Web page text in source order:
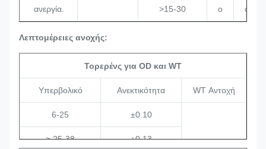
ανεργία.
>15-30 o o
Λεπτομέρειες ανοχής:
Τορερένς για OD και WT
Υπερβολικό Ανεκτικότητα WT Αντοχή
6-25 ±0.10
> 25-38 ±0.13